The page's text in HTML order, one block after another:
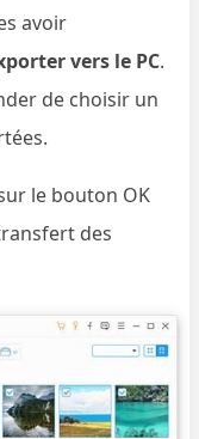
avoir
vers le PC.
de choisir un
le bouton OK
des